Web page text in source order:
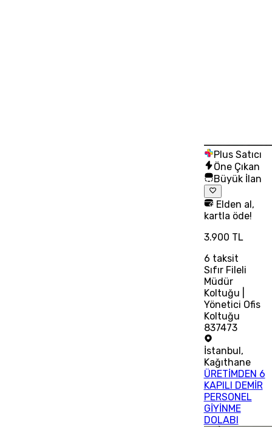
Plus Satıcı
Öne Çıkan
Büyük İlan
Elden al,
kartla öde!
3.900 TL
6 taksit
Sıfır Fileli
Müdür
Koltuğu |
Yönetici Ofis
Koltuğu
837473
İstanbul ,
Kağıthane
ÜRETİMDEN 6
KAPILI DEMİR
PERSONEL
GİYİNME
DOLABI